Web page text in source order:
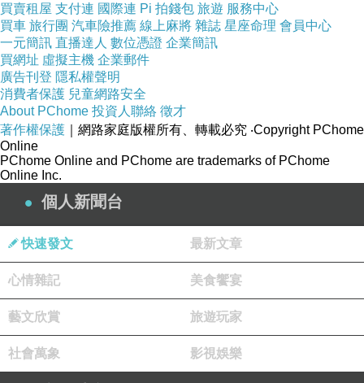
25歲結婚、淡出大銀幕，轉往廣播圈、電視劇圈發展
「天才童星」張小燕 1948～
7歲加盟「中影」，連獲亞洲影展最佳童星獎
11歲赴港與「曼波女郎」葛蘭合拍〈姊妹花〉，備受禮遇
「寶島小生」藍天虹 1924～2007
26歲於〈阿里山風雲〉任主角，話劇、電影雙棲
34歲應邀赴港拍攝歌唱片，在台開辦話劇團與電影公司，出品多部動作
武打片
29歲赴港發展，受到矚目，擔綱主角或要角，形象性感
買賣租屋 支付連 國際連 Pi 拍錢包 旅遊 服務中心
買車 旅行團 汽車險推薦 線上麻將 雜誌 星座命理 會員中心
一元簡訊 直播達人 數位憑證 企業簡訊
買網址 虛擬主機 企業郵件
廣告刊登 隱私權聲明
消費者保護 兒童網路安全
About PChome 投資人聯絡 徵才
著作權保護 ｜網路家庭版權所有、轉載必究 ‧Copyright PChome
Online
PChome Online and PChome are trademarks of PChome
Online Inc.
個人新聞台
快速發文 最新文章
心情雜記 美食饗宴
藝文欣賞 旅遊玩家
社會萬象 影視娛樂